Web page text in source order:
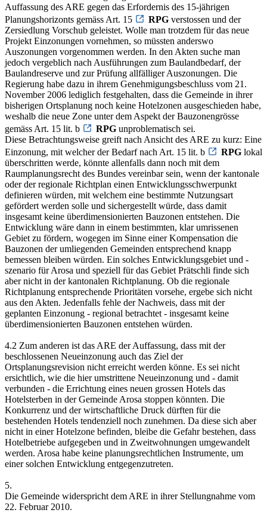
Auffassung des ARE gegen das Erfordernis des 15-jährigen
Planungshorizonts gemäss Art. 15
RPG verstossen und der
Zersiedlung Vorschub geleistet. Wolle man trotzdem für das neue
Projekt Einzonungen vornehmen, so müssten anderswo
Auszonungen vorgenommen werden. In den Akten suche man
jedoch vergeblich nach Ausführungen zum Baulandbedarf, der
Baulandreserve und zur Prüfung allfälliger Auszonungen. Die
Regierung habe dazu in ihrem Genehmigungsbeschluss vom 21.
November 2006 lediglich festgehalten, dass die Gemeinde in ihrer
bisherigen Ortsplanung noch keine Hotelzonen ausgeschieden habe,
weshalb die neue Zone unter dem Aspekt der Bauzonengrösse
gemäss Art. 15 lit. b
RPG unproblematisch sei.
Diese Betrachtungsweise greift nach Ansicht des ARE zu kurz: Eine
Einzonung, mit welcher der Bedarf nach Art. 15 lit. b
RPG lokal
überschritten werde, könnte allenfalls dann noch mit dem
Raumplanungsrecht des Bundes vereinbar sein, wenn der kantonale
oder der regionale Richtplan einen Entwicklungsschwerpunkt
definieren würden, mit welchem eine bestimmte Nutzungsart
gefördert werden solle und sichergestellt würde, dass damit
insgesamt keine überdimensionierten Bauzonen entstehen. Die
Entwicklung wäre dann in einem bestimmten, klar umrissenen
Gebiet zu fördern, wogegen im Sinne einer Kompensation die
Bauzonen der umliegenden Gemeinden entsprechend knapp
bemessen bleiben würden. Ein solches Entwicklungsgebiet und -
szenario für Arosa und speziell für das Gebiet Prätschli finde sich
aber nicht in der kantonalen Richtplanung. Ob die regionale
Richtplanung entsprechende Prioritäten vorsehe, ergebe sich nicht
aus den Akten. Jedenfalls fehle der Nachweis, dass mit der
geplanten Einzonung - regional betrachtet - insgesamt keine
überdimensionierten Bauzonen entstehen würden.
4.2 Zum anderen ist das ARE der Auffassung, dass mit der
beschlossenen Neueinzonung auch das Ziel der
Ortsplanungsrevision nicht erreicht werden könne. Es sei nicht
ersichtlich, wie die hier umstrittene Neueinzonung und - damit
verbunden - die Errichtung eines neuen grossen Hotels das
Hotelsterben in der Gemeinde Arosa stoppen könnten. Die
Konkurrenz und der wirtschaftliche Druck dürften für die
bestehenden Hotels tendenziell noch zunehmen. Da diese sich aber
nicht in einer Hotelzone befinden, bleibe die Gefahr bestehen, dass
Hotelbetriebe aufgegeben und in Zweitwohnungen umgewandelt
werden. Arosa habe keine planungsrechtlichen Instrumente, um
einer solchen Entwicklung entgegenzutreten.
5.
Die Gemeinde widerspricht dem ARE in ihrer Stellungnahme vom
22. Februar 2010.